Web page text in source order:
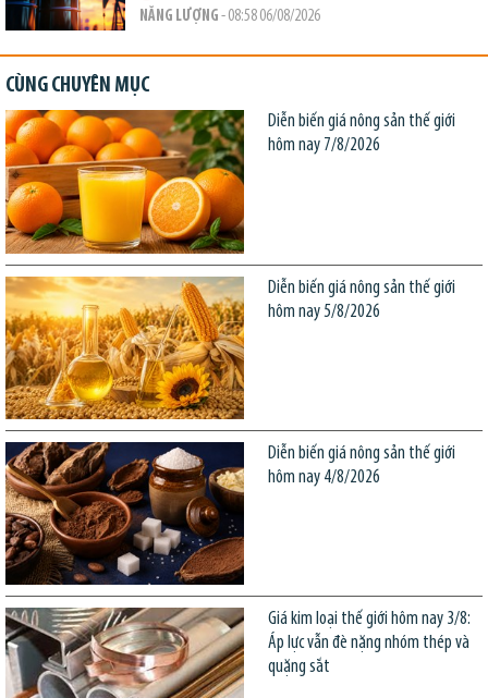
NĂNG LƯỢNG - 08:58 06/08/2026
CÙNG CHUYÊN MỤC
Diễn biến giá nông sản thế giới
hôm nay 7/8/2026
Diễn biến giá nông sản thế giới
hôm nay 5/8/2026
Diễn biến giá nông sản thế giới
hôm nay 4/8/2026
Giá kim loại thế giới hôm nay 3/8:
Áp lực vẫn đè nặng nhóm thép và
quặng sắt